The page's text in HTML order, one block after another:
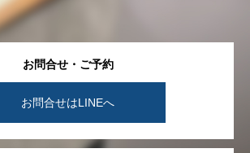
お問合せ・ご予約
お問合せはLINEへ